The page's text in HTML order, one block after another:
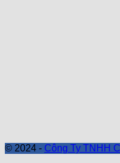
© 2024 - Công Ty TNHH